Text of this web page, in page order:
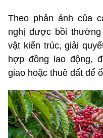
Theo phản ánh của
nghị được bồi
vật kiến trúc, giải
hợp đồng lao động,
giao hoặc thuê đất để